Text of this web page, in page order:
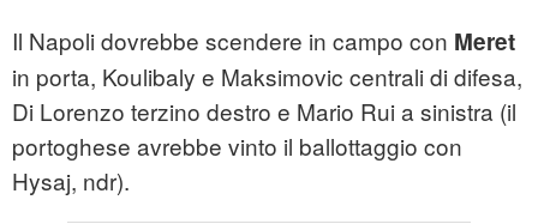
Il Napoli dovrebbe scendere in campo con Meret
in porta, Koulibaly e Maksimovic centrali di difesa,
Di Lorenzo terzino destro e Mario Rui a sinistra (il
portoghese avrebbe vinto il ballottaggio con
Hysaj, ndr).